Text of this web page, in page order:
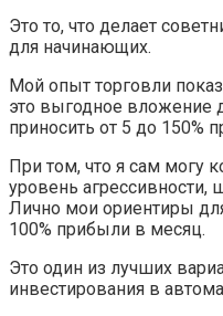
Это то, что делает
для начинающих.
Мой опыт торговли
это выгодное вложение
приносить от 5 до 150%
При том, что я сам могу
уровень
Лично мои ориентиры
100% прибыли в месяц.
Это один из лучших
инвестирования в